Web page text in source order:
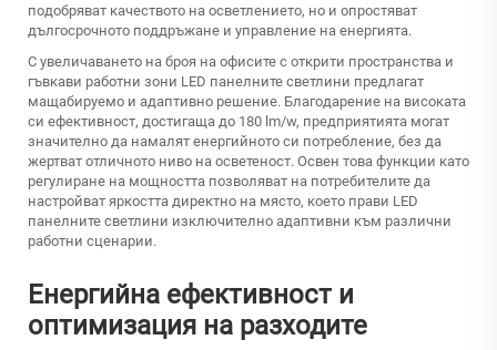
подобряват качеството на осветлението, но и опростяват
дългосрочното поддръжане и управление на енергията.
С увеличаването на броя на офисите с открити пространства и
гъвкави работни зони LED панелните светлини предлагат
мащабируемо и адаптивно решение. Благодарение на високата
си ефективност, достигаща до 180 lm/w, предприятията могат
значително да намалят енергийното си потребление, без да
жертват отличното ниво на осветеност. Освен това функции като
регулиране на мощността позволяват на потребителите да
настройват яркостта директно на място, което прави LED
панелните светлини изключително адаптивни към различни
работни сценарии.
Енергийна ефективност и
оптимизация на разходите